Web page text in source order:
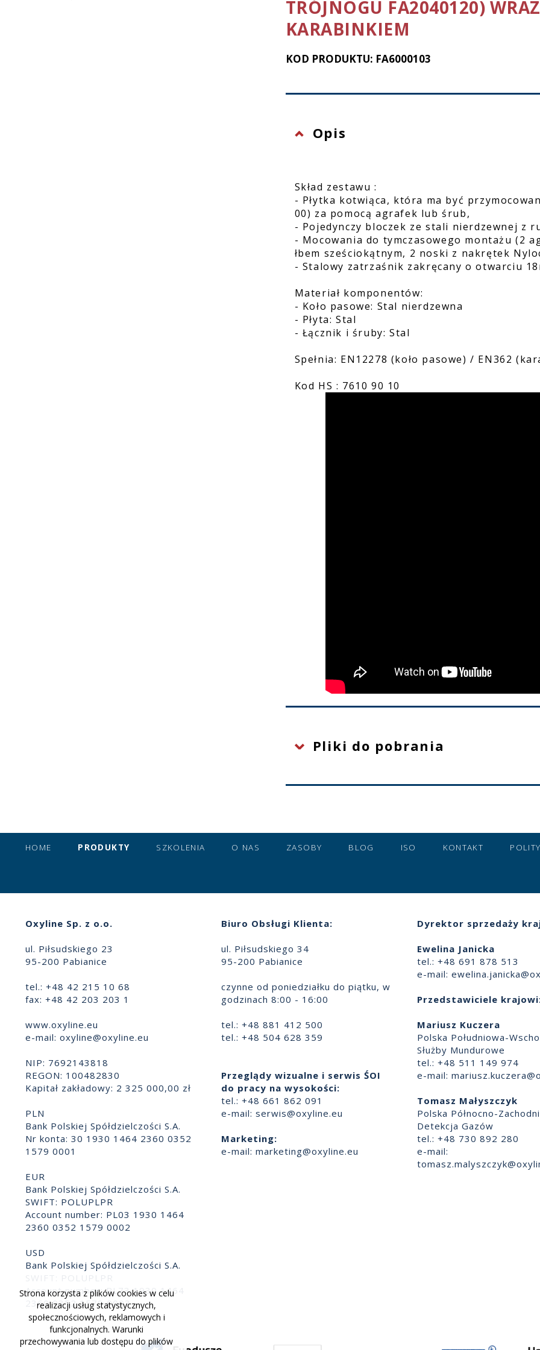
Ochrona twarzy
Latarki
TRÓJNOGU FA2040120)
KARABINKIEM
KOD PRODUKTU: FA6000103
Opis
Skład zestawu :
- Płytka kotwiąca, która ma być
00) za pomocą agrafek lub śrub,
- Pojedynczy bloczek ze stali nierdzewnej z
- Mocowania do tymczasowego montażu (2
łbem sześciokątnym, 2 noski z nakrętek
- Stalowy zatrzaśnik zakręcany o otwarciu
Materiał komponentów:
- Koło pasowe: Stal nierdzewna
- Płyta: Stal
- Łącznik i śruby: Stal
Spełnia: EN12278 (koło pasowe) / EN362
Kod HS : 7610 90 10
Pliki do pobrania
HOME PRODUKTY SZKOLENIA O NAS ZASOBY BLOG ISO KONTAKT
Oxyline Sp. z o.o.
ul. Piłsudskiego 23
95-200 Pabianice
tel.: +48 42 215 10 68
fax: +48 42 203 203 1
www.oxyline.eu
e-mail: oxyline@oxyline.eu
NIP: 7692143818
REGON: 100482830
Kapitał zakładowy: 2 325 000,00 zł
PLN
Bank Polskiej Spółdzielczości S.A.
Nr konta: 30 1930 1464 2360 0352
1579 0001
EUR
Bank Polskiej Spółdzielczości S.A.
SWIFT: POLUPLPR
Account number: PL03 1930 1464
2360 0352 1579 0002
USD
Bank Polskiej Spółdzielczości S.A.
Account number: PL73 1930 1464
2360 0352 1579 0003
Biuro Obsługi Klienta:
ul. Piłsudskiego 34
95-200 Pabianice
czynne od poniedziałku do piątku, w
godzinach 8:00 - 16:00
tel.: +48 881 412 500
tel.: +48 504 628 359
Przeglądy wizualne i serwis ŚOI
do pracy na wysokości:
tel.: +48 661 862 091
e-mail: serwis@oxyline.eu
Marketing:
e-mail: marketing@oxyline.eu
Dyrektor sprzedaży
Ewelina Janicka
tel.: +48 691 878 513
e-mail:
Przedstawiciele
Mariusz Kuczera
Polska Południowa-
Służby Mundurowe
tel.: +48 511 149 974
e-mail:
Tomasz Małyszczyk
Polska Północno-
Detekcja Gazów
tel.: +48 730 892 280
e-mail:
Strona korzysta z plików cookies w celu
realizacji usług statystycznych,
społecznościowych, reklamowych i
funkcjonalnych. Warunki
przechowywania lub dostępu do plików